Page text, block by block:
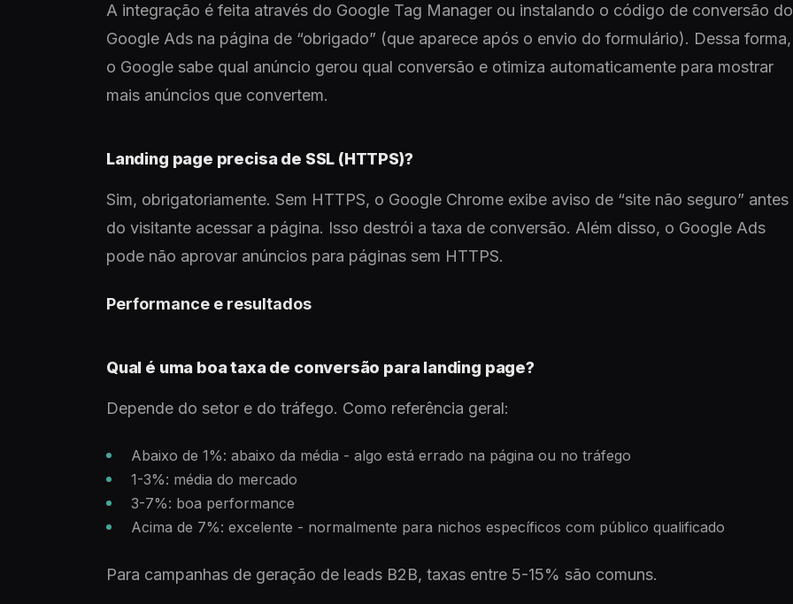
A integração é feita através do Google Tag Manager ou instalando o código de conversão do
Google Ads na página de “obrigado” (que aparece após o envio do formulário). Dessa forma,
o Google sabe qual anúncio gerou qual conversão e otimiza automaticamente para mostrar
mais anúncios que convertem.
Landing page precisa de SSL (HTTPS)?
Sim, obrigatoriamente. Sem HTTPS, o Google Chrome exibe aviso de “site não seguro” antes
do visitante acessar a página. Isso destrói a taxa de conversão. Além disso, o Google Ads
pode não aprovar anúncios para páginas sem HTTPS.
Performance e resultados
Qual é uma boa taxa de conversão para landing page?
Depende do setor e do tráfego. Como referência geral:
Abaixo de 1%: abaixo da média - algo está errado na página ou no tráfego
1-3%: média do mercado
3-7%: boa performance
Acima de 7%: excelente - normalmente para nichos específicos com público qualificado
Para campanhas de geração de leads B2B, taxas entre 5-15% são comuns.